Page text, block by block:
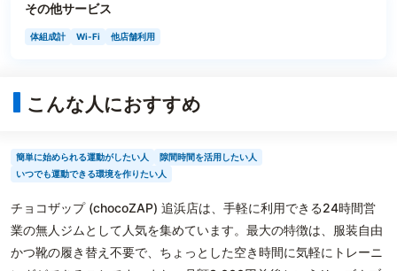
その他サービス
体組成計 Wi-Fi 他店舗利用
こんな人におすすめ
簡単に始められる運動がしたい人
隙間時間を活用したい人
いつでも運動できる環境を作りたい人
チョコザップ (chocoZAP) 追浜店は、手軽に利用できる24時間営
業の無人ジムとして人気を集めています。最大の特徴は、服装自由
かつ靴の履き替え不要で、ちょっとした空き時間に気軽にトレーニ